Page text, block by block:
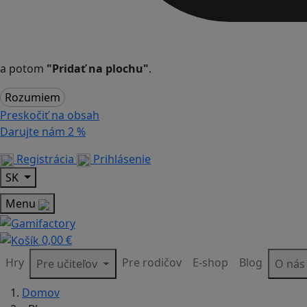
a potom "Pridať na plochu".
Rozumiem
Preskočiť na obsah
Darujte nám 2 %
Registrácia
Prihlásenie
SK
Menu
0,00 €
Hry
Pre učiteľov Pre rodičov E-shop Blog
O nás
Domov